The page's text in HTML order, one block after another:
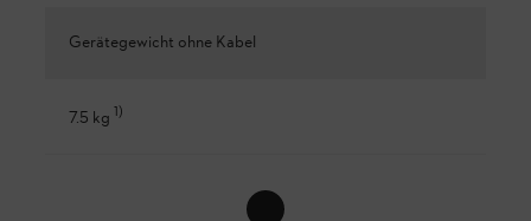
Gerätegewicht ohne Kabel
7.5 kg 1)